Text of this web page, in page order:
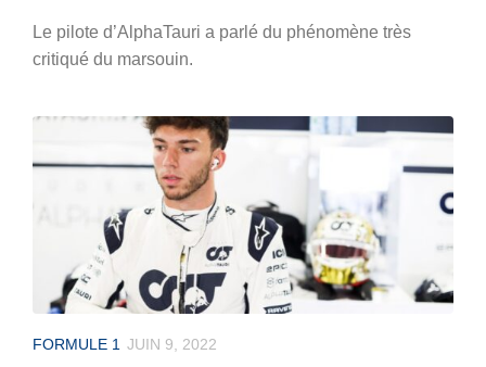
Le pilote d’AlphaTauri a parlé du phénomène très
critiqué du marsouin.
FORMULE 1 JUIN 9, 2022